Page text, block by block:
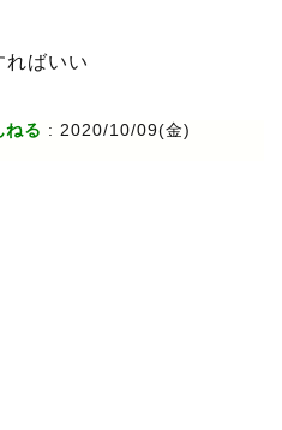
ればいい
ねる : 2020/10/09(金)